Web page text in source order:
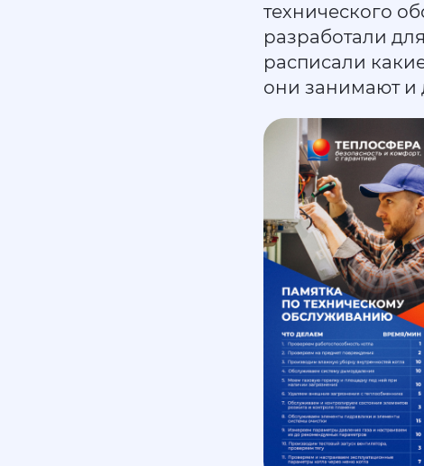
технического
разработали
расписали
они занимают и